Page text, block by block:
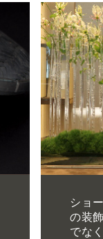
ショ
の装
でな